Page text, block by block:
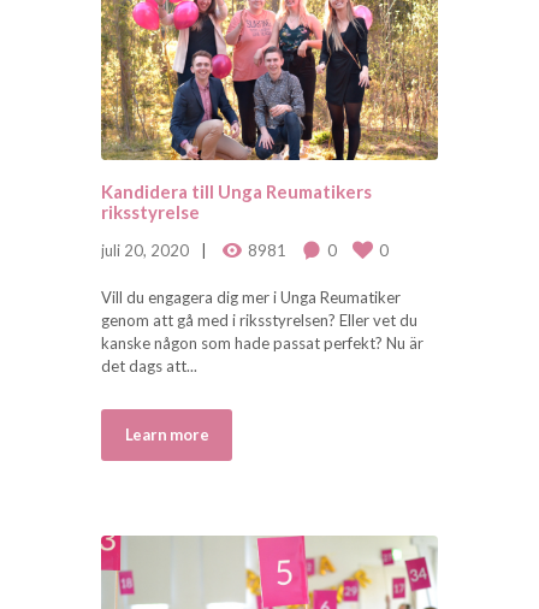
Kandidera till Unga Reumatikers
riksstyrelse
juli 20, 2020 8981 0 0
Vill du engagera dig mer i Unga Reumatiker
genom att gå med i riksstyrelsen? Eller vet du
kanske någon som hade passat perfekt? Nu är
det dags att...
Learn more